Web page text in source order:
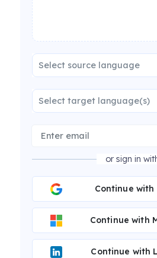
Select source language
Select target language(s)
or sign in
Continue with
Continue with
Continue with